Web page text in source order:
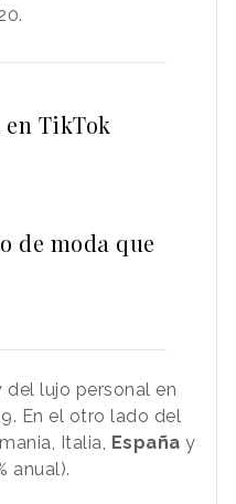
TikTok
de moda que
lujo personal en
En el otro lado del
Italia, España y
anual).